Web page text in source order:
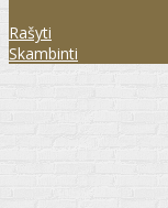
Rašyti
Skambinti